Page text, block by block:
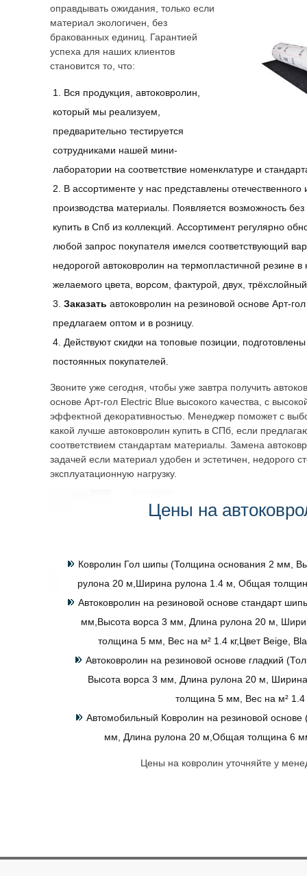
оправдывать ожидания, только если
материал экологичен, без
бракованных единиц. Гарантией
успеха для наших клиентов
становится то, что:
Вся продукция, автоковролин,
который мы реализуем,
предварительно тестируется
сотрудниками нашей мини-
лаборатории на соответствие номенклатуре и
В ассортименте у нас представлены отечественного
производства материалы. Появляется возможность
купить в Спб из коллекций. Ассортимент регулярно
любой запрос покупателя имелся соответствующий
недорогой автоковролин на термопластичной резине
желаемого цвета, ворсом, фактурой, двух,
Заказать автоковролин на резиновой основе Арт-
предлагаем оптом и в розницу.
Действуют скидки на топовые позиции,
постоянных покупателей.
Звоните уже сегодня, чтобы уже завтра получить
основе Арт-гол Electric Blue высокого качества, с
эффектной декоративностью. Менеджер поможет с
какой лучше автоковролин купить в СПб, если
соответствием стандартам материалы. Замена
задачей если материал удобен и эстетичен, недорого
эксплуатационную нагрузку.
Цены на
Ковролин Гол шипы (Толщина основания 2 мм,
рулона 20 м,Ширина рулона 1.4 м, Общая
Автоковролин на резиновой основе стандарт
мм,Высота ворса 3 мм, Длина рулона 20 м,
толщина 5 мм, Вес на м² 1.4 кг,Цвет Beige,
Автоковролин на резиновой основе гладкий
Высота ворса 3 мм, Длина рулона 20 м,
толщина 5 мм, Вес на м² 1.4
Автомобильный Ковролин на резиновой
мм, Длина рулона 20 м,Общая толщина 6
Цены на ковролин уточняйте у